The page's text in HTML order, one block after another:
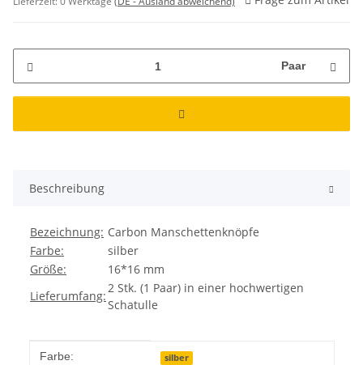
Paar
Beschreibung
Bezeichnung: Carbon Manschettenknöpfe
Farbe:
silber
Größe:
16*16 mm
Lieferumfang:
2 Stk. (1 Paar) in einer hochwertigen
Schatulle
Produkteigenschaft
Wert
Farbe: silber